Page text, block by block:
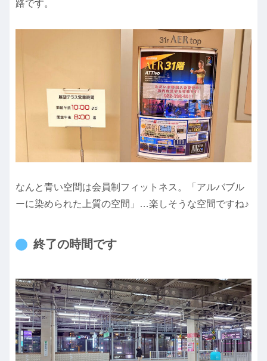
路です。
なんと青い空間は会員制フィットネス。「アルバブル
ーに染められた上質の空間」…楽しそうな空間ですね♪
終了の時間です